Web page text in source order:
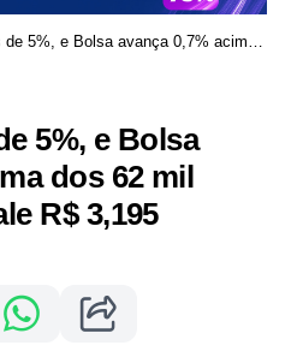
de 5%, e Bolsa avança 0,7% acima
5%, e Bolsa
dos 62 mil
R$ 3,195